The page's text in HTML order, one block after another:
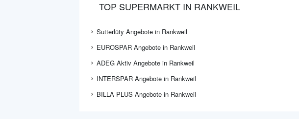
TOP SUPERMARKT IN RANKWEIL
Sutterlüty Angebote in Rankweil
EUROSPAR Angebote in Rankweil
ADEG Aktiv Angebote in Rankweil
INTERSPAR Angebote in Rankweil
BILLA PLUS Angebote in Rankweil